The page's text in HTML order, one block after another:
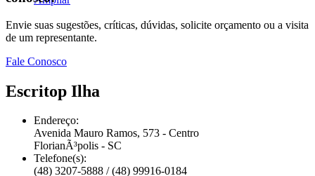
Envie suas sugestões, críticas, dúvidas, solicite orçamento ou a visita
de um representante.
Fale Conosco
Escritop Ilha
Endereço:
Avenida Mauro Ramos, 573 - Centro
FlorianÃ³polis - SC
Telefone(s):
(48) 3207-5888 / (48) 99916-0184